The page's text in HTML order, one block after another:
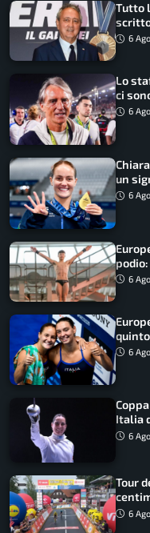
Tutto
6
Lo
ci
6
un
6
6
metri
6
Italia
6
Tour
tappa
6